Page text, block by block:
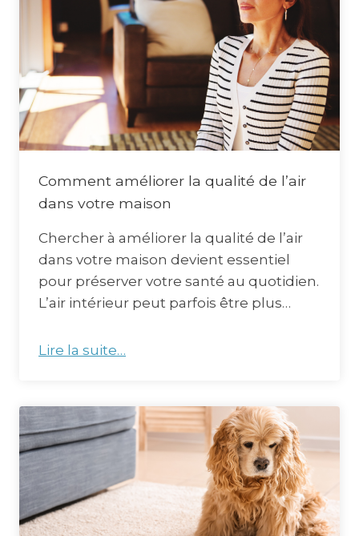
Comment améliorer la qualité de l’air
dans votre maison
Chercher à améliorer la qualité de l’air
dans votre maison devient essentiel
pour préserver votre santé au quotidien.
L’air intérieur peut parfois être plus…
Lire la suite…